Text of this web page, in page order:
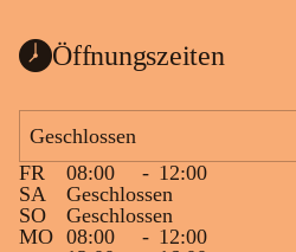
Das Gemeindeamt freut sich sehr über die
Spende >lesenswerter< Bücher und
vorsortiert in die Bücherzelle eingeräumt
werden können.
Gleichzeitig möchten wir uns bei all Jenen
sehr herzlich bedanken, die bereits viele
Öffnungszeiten
Geschlossen
FR
08:00 - 12:00
SA
Geschlossen
SO
Geschlossen
MO 08:00 - 12:00